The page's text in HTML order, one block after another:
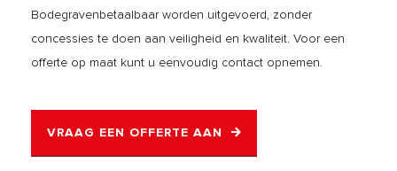
Bodegravenbetaalbaar worden uitgevoerd, zonder
concessies te doen aan veiligheid en kwaliteit. Voor een
offerte op maat kunt u eenvoudig contact opnemen.
VRAAG EEN OFFERTE AAN